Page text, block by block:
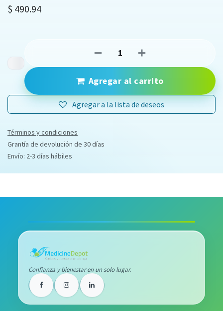
$ 490.94
Agregar al carrito
Agregar a la lista de deseos
Términos y condiciones
Grantía de devolución de 30 días
Envío: 2-3 días hábiles
Confianza y bienestar en un solo lugar.